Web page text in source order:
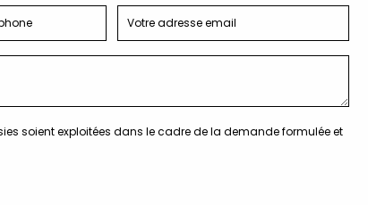
soient exploitées dans le cadre de la demande formulée et